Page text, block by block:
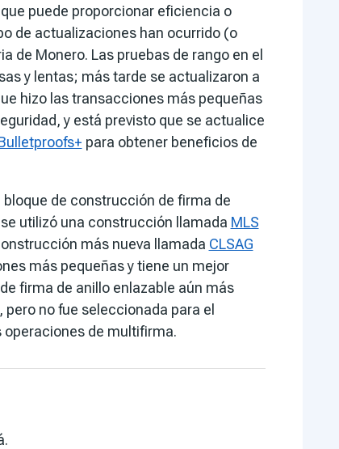
puede proporcionar eficiencia o
de actualizaciones han ocurrido (o
de Monero. Las pruebas de rango en el
y lentas; más tarde se actualizaron a
hizo las transacciones más pequeñas
y está previsto que se actualice
para obtener beneficios de
de construcción de firma de
utilizó una construcción llamada MLS
más nueva llamada CLSAG
más pequeñas y tiene un mejor
firma de anillo enlazable aún más
pero no fue seleccionada para el
operaciones de multifirma.